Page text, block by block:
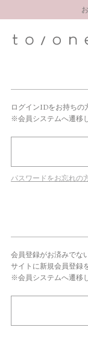
【重要】お盆
LINE お
ログインIDをお持ちの
※会員システムへ遷移し
パスワードをお忘れの
会員登録がお済みでな
サイトに新規会員登録
※会員システムへ遷移し